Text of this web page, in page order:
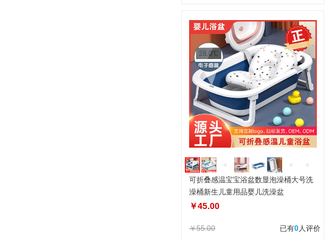
可折叠感温宝宝浴盆数显泡澡桶大号洗
澡桶新生儿童用品婴儿洗澡盆
￥45.00
￥55.00 已有0人评价